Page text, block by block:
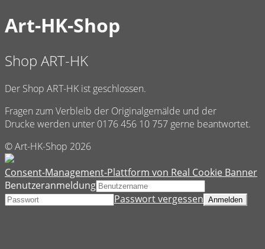
Art-HK-Shop
Shop ART-HK
Der Shop ART-HK ist geschlossen.
Fragen zum Verbleib der Originalgemälde und der
Drucke werden unter 0176 456 10 757 gerne beantwortet.
© Art-HK-Shop 2026
Consent-Management-Plattform von Real Cookie Banner
Benutzeranmeldung
Passwort vergessen